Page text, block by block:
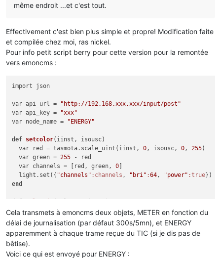
même endroit ...et c'est tout.
Effectivement c'est bien plus simple et propre! Modification faite
et compilée chez moi, ras nickel.
Pour info petit script berry pour cette version pour la remontée
vers emoncms :
import json
var api_url =
"http://192.168.xxx.xxx/input/post"
var api_key =
"xxx"
var node_name =
"ENERGY"
def setcolor(iinst, isousc)
  var red = tasmota.scale_uint(iinst,
0, isousc, 0, 255)
  var green =
255 - red
  var channels = [red, green,
0
  light.set({
"channels" :channels , "bri" :64, "power" :true
end
# Convert map to json
  var obj_json = json.dump(value)
# Create URL to call
  var param=
"?fulljson="+obj_json + "&node="+node_name +
# Post Data to EMONCMS
  var cl = webclient()
Cela transmets à emoncms deux objets, METER en fonction du
délai de journalisation (par défaut 300s/5mn), et ENERGY
apparemment à chaque trame reçue du TIC (si je dis pas de
bêtise).
Voici ce qui est envoyé pour ENERGY :